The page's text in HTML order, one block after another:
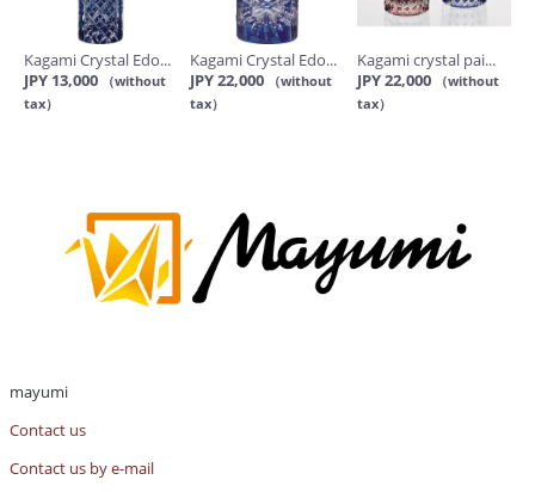
Kagami Crystal Edo...
JPY 13,000
（without
tax）
Kagami Crystal Edo...
JPY 22,000
（without
tax）
Kagami crystal pai...
JPY 22,000
（without
tax）
mayumi
Contact us
Contact us by e-mail